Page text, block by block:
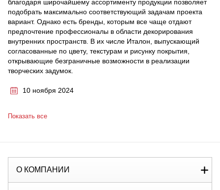
благодаря широчайшему ассортименту продукции позволяет
подобрать максимально соответствующий задачам проекта
вариант. Однако есть бренды, которым все чаще отдают
предпочтение профессионалы в области декорирования
внутренних пространств. В их числе Италон, выпускающий
согласованные по цвету, текстурам и рисунку покрытия,
открывающие безграничные возможности в реализации
творческих задумок.
10 ноября 2024
Показать все
О КОМПАНИИ